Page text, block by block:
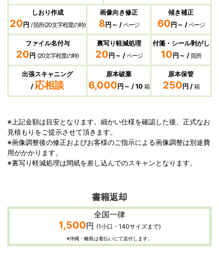
しおり作成
20円 / 箇所(20文字程度の時)
画像向き修正
8円～ / ページ
傾き補正
60円～ / ページ
ファイル名付与
20円 (20文字程度の時)
裏写り軽減処理
20円～ / ページ
付箋・シール剥がし
10円～ / 箇所
出張スキャニング
/ 応相談
原本破棄
6,000円～ / 10 箱
原本保管
250円 / 箱
※上記金額は目安となります。細かい仕様を確認した後、正式なお
見積もりをご提示させて頂きます。
※画像調整後の修正およびお客様のご指示による画像調整は別途費
用がかかります。
※裏写り軽減処理は間紙を差し込んでのスキャンとなります。
書籍返却
全国一律
1,500円 (1小口・140サイズまで)
※沖縄・離島は着払いにて送付します。